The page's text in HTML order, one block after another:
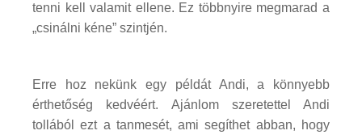
tenni kell valamit ellene. Ez többnyire megmarad a
„csinálni kéne” szintjén.
Erre hoz nekünk egy példát Andi, a könnyebb
érthetőség kedvéért. Ajánlom szeretettel Andi
tollából ezt a tanmesét, ami segíthet abban, hogy